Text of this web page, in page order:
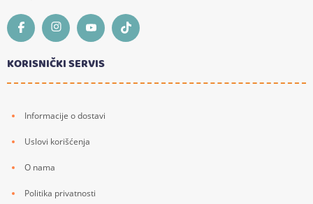
KORISNIČKI SERVIS
Informacije o dostavi
Uslovi korišćenja
O nama
Politika privatnosti